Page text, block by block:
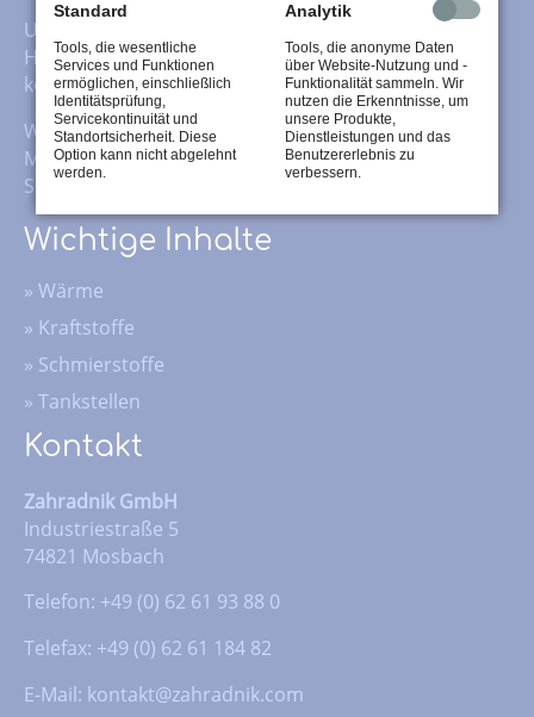
Unser Service beinhaltet neben dem klassischen
Heizöl-, Kraftstoff- und Schmierstoffhandel auch das
komplette Fluid-Management für Schmierstoffe.
Wir übernehmen nicht nur die Pflege Ihrer
Maschinen, sondern auch die Entsorgung Ihrer
Schmierstoffe.
Wichtige Inhalte
» Wärme
» Kraftstoffe
» Schmierstoffe
» Tankstellen
Kontakt
Zahradnik GmbH
Industriestraße 5
74821 Mosbach
Telefon: +49 (0) 62 61 93 88 0
Telefax: +49 (0) 62 61 184 82
E-Mail: kontakt@zahradnik.com
Standard
Tools, die wesentliche
Services und Funktionen
ermöglichen, einschließlich
Identitätsprüfung,
Servicekontinuität und
Standortsicherheit. Diese
Option kann nicht abgelehnt
werden.
Analytik
Tools, die anonyme Daten
über Website-Nutzung und -
Funktionalität sammeln. Wir
nutzen die Erkenntnisse, um
unsere Produkte,
Dienstleistungen und das
Benutzererlebnis zu
verbessern.